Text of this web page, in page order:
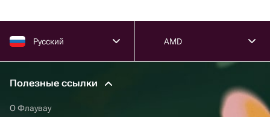
Русский AMD
Полезные ссылки
О Флаувау